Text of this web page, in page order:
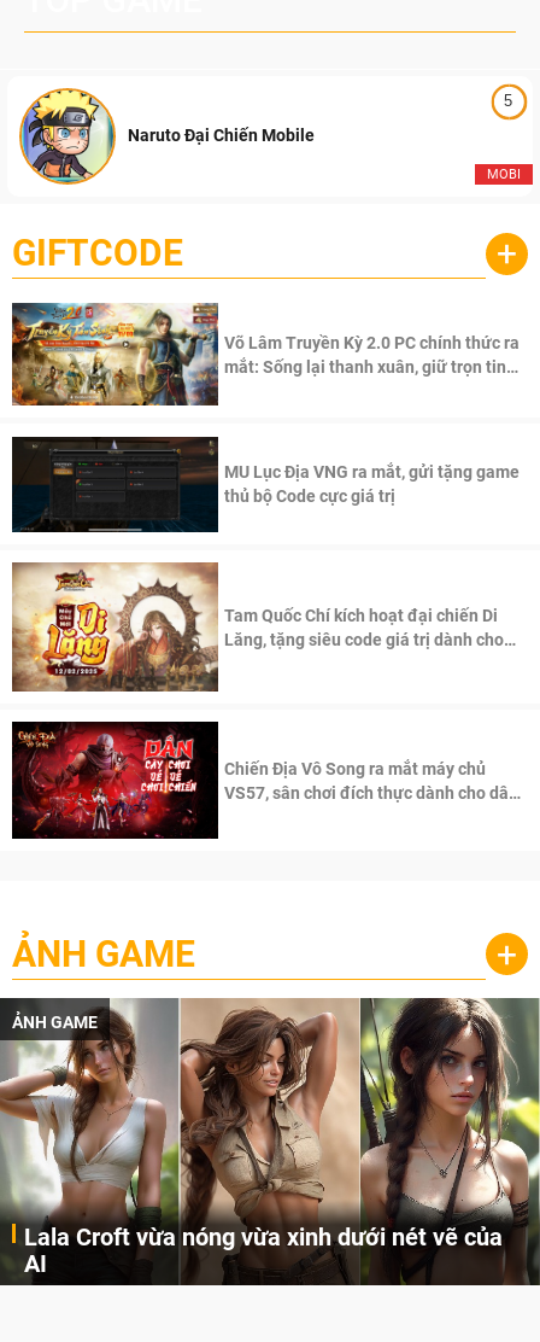
5
MOBI
Naruto Đại Chiến Mobile
GIFTCODE +
Võ Lâm Truyền Kỳ 2.0 PC chính thức ra
mắt: Sống lại thanh xuân, giữ trọn tinh
MU Lục Địa VNG ra mắt, gửi tặng game
thủ bộ Code cực giá trị
Tam Quốc Chí kích hoạt đại chiến Di
Lăng, tặng siêu code giá trị dành cho
Chiến Địa Vô Song ra mắt máy chủ
VS57, sân chơi đích thực dành cho dân
ẢNH GAME +
ẢNH GAME
Lala Croft vừa nóng vừa xinh dưới nét vẽ của
AI